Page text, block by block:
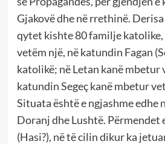
Gjakovë dhe në rrethinë.
qytet kishte 80 familje
vetëm një, në katundin Fagan
katolikë; në Letan kanë mbetur
katundin Segeç kanë mbetur
Situata është e ngjashme edhe
Doranj dhe Lushtë. Përmendet
(Hasi?), në të cilin dikur ka